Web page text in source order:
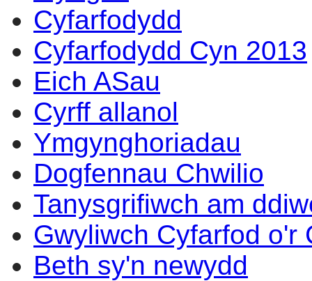
Cyfarfodydd
Cyfarfodydd Cyn 2013
Eich ASau
Cyrff allanol
Ymgynghoriadau
Dogfennau Chwilio
Tanysgrifiwch am
Gwyliwch Cyfarfod o'r
Beth sy'n newydd